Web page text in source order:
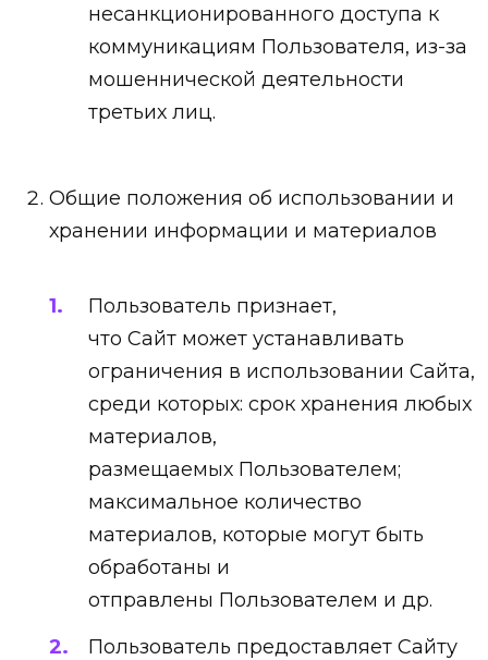
несанкционированного доступа к
коммуникациям Пользователя, из-за
мошеннической деятельности
третьих лиц.
Общие положения об использовании и
хранении информации и материалов
Пользователь признает,
что Сайт может устанавливать
ограничения в использовании Сайта,
среди которых: срок хранения любых
материалов,
размещаемых Пользователем;
максимальное количество
материалов, которые могут быть
обработаны и
отправлены Пользователем и др.
Пользователь предоставляет Сайту